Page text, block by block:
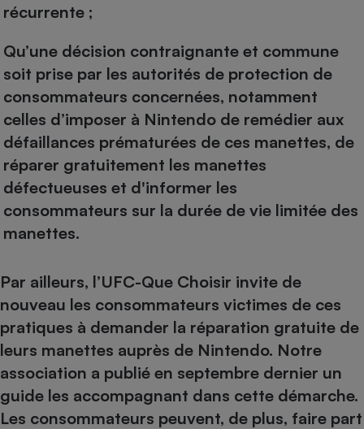
récurrente ;
Qu’une décision contraignante et commune
soit prise par les autorités de protection de
consommateurs concernées, notamment
celles d’imposer à Nintendo de remédier aux
défaillances prématurées de ces manettes, de
réparer gratuitement les manettes
défectueuses et d'informer les
consommateurs sur la durée de vie limitée des
manettes.
Par ailleurs, l’UFC-Que Choisir invite de
nouveau les consommateurs victimes de ces
pratiques à demander la réparation gratuite de
leurs manettes auprès de Nintendo. Notre
association a publié en septembre dernier un
guide les accompagnant dans cette démarche.
Les consommateurs peuvent, de plus, faire part